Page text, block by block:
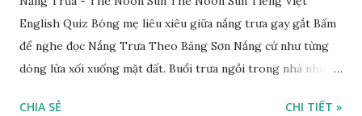
English Quiz Bóng mẹ liêu xiêu giữa nắng trưa gay gắt Bấm
để nghe đọc Nắng Trưa Theo Băng Sơn Nắng cứ như từng
dòng lửa xối xuống mặt đất. Buổi trưa ngồi trong nhà nhìn
CHIA SẺ
CHI TIẾT »